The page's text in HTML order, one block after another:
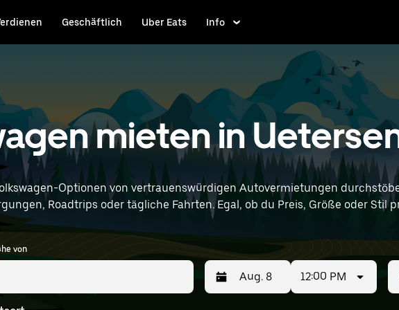
Geschäftlich Uber Eats Info
mieten in
Optionen von vertrauenswürdigen Autovermietungen
Roadtrips oder tägliche Fahrten. Egal, ob du Preis, Größe oder Stil
in deiner Nähe zu
von
12:00 PM